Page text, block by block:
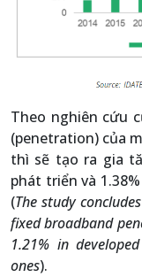
Theo nghiên cứu
(penetration) của
thì sẽ tạo ra gia
phát triển và
(The study
fixed broadband
1.21% in
ones).